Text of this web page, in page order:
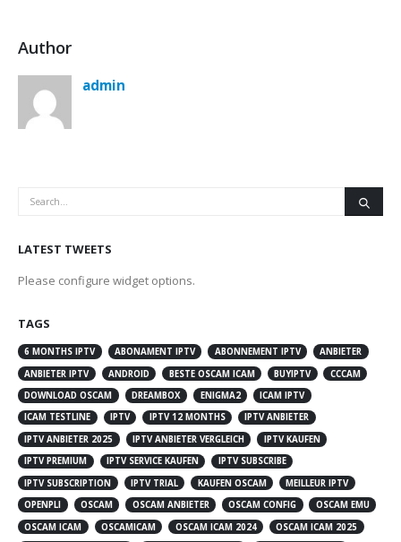
Author
admin
LATEST TWEETS
Please configure widget options.
TAGS
6 MONTHS IPTV ABONAMENT IPTV ABONNEMENT IPTV
ANBIETER
ANBIETER IPTV
ANDROID BESTE OSCAM ICAM BUYIPTV
CCCAM
DOWNLOAD OSCAM
DREAMBOX ENIGMA2
ICAM IPTV
ICAM TESTLINE
IPTV IPTV 12 MONTHS
IPTV ANBIETER
IPTV ANBIETER 2025
IPTV ANBIETER VERGLEICH
IPTV KAUFEN
IPTV PREMIUM
IPTV SERVICE KAUFEN
IPTV SUBSCRIBE
IPTV SUBSCRIPTION
IPTV TRIAL KAUFEN OSCAM
MEILLEUR IPTV
OPENPLI
OSCAM OSCAM ANBIETER OSCAM CONFIG
OSCAM EMU
OSCAM ICAM
OSCAMICAM OSCAM ICAM 2024
OSCAM ICAM 2025